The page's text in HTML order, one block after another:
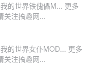
的世界铁傀儡M... 更多
关注搞趣网...
的世界女仆MOD... 更多
关注搞趣网...